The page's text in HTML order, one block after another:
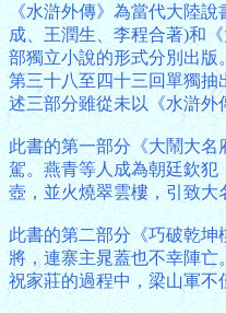
《水滸外傳》為當代大陸
成、王潤生、李程合著)和
部獨立小說的形式分別出
第三十八至四十三回單獨
述三部分雖從未以《水滸
此書的第一部分《大鬧大
駕。燕青等人成為朝廷欽
壺，並火燒翠雲樓，引致大
此書的第二部分《巧破乾
將，連寨主晁蓋也不幸陣
祝家莊的過程中，梁山軍